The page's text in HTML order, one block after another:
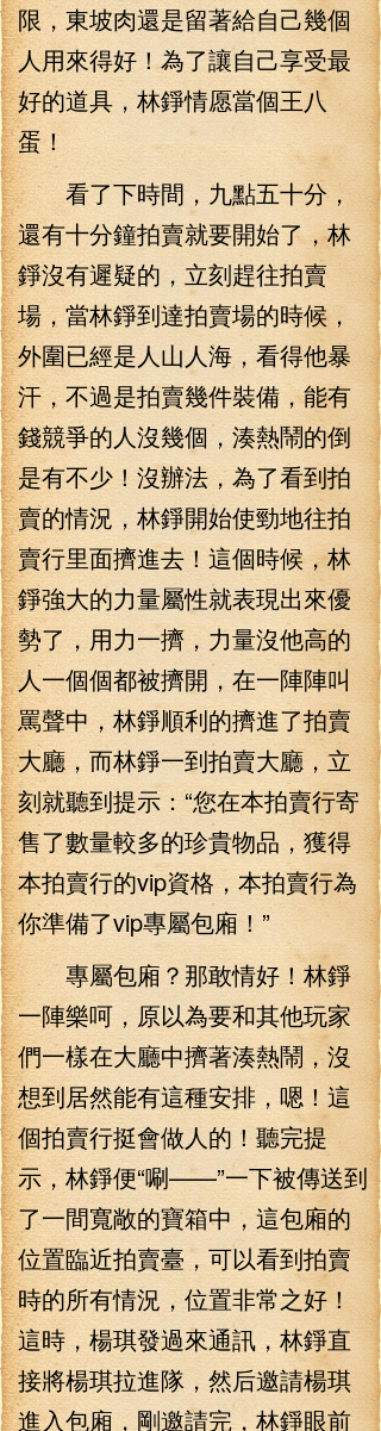
限，東坡肉還是留著給自己幾個
人用來得好！為了讓自己享受最
好的道具，林錚情愿當個王八
蛋！
看了下時間，九點五十分，
還有十分鐘拍賣就要開始了，林
錚沒有遲疑的，立刻趕往拍賣
場，當林錚到達拍賣場的時候，
外圍已經是人山人海，看得他暴
汗，不過是拍賣幾件裝備，能有
錢競爭的人沒幾個，湊熱鬧的倒
是有不少！沒辦法，為了看到拍
賣的情況，林錚開始使勁地往拍
賣行里面擠進去！這個時候，林
錚強大的力量屬性就表現出來優
勢了，用力一擠，力量沒他高的
人一個個都被擠開，在一陣陣叫
罵聲中，林錚順利的擠進了拍賣
大廳，而林錚一到拍賣大廳，立
刻就聽到提示：“您在本拍賣行寄
售了數量較多的珍貴物品，獲得
本拍賣行的vip資格，本拍賣行為
你準備了vip專屬包廂！”
專屬包廂？那敢情好！林錚
一陣樂呵，原以為要和其他玩家
們一樣在大廳中擠著湊熱鬧，沒
想到居然能有這種安排，嗯！這
個拍賣行挺會做人的！聽完提
示，林錚便“唰——”一下被傳送到
了一間寬敞的寶箱中，這包廂的
位置臨近拍賣臺，可以看到拍賣
時的所有情況，位置非常之好！
這時，楊琪發過來通訊，林錚直
接將楊琪拉進隊，然后邀請楊琪
進入包廂，剛邀請完，林錚眼前